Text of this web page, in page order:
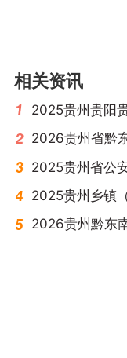
相关资讯
2025贵州贵阳贵安公安
2026贵州省黔东南州
2025贵州省公安厅面
2025贵州乡镇（街道）
2026贵州黔东南州公费师